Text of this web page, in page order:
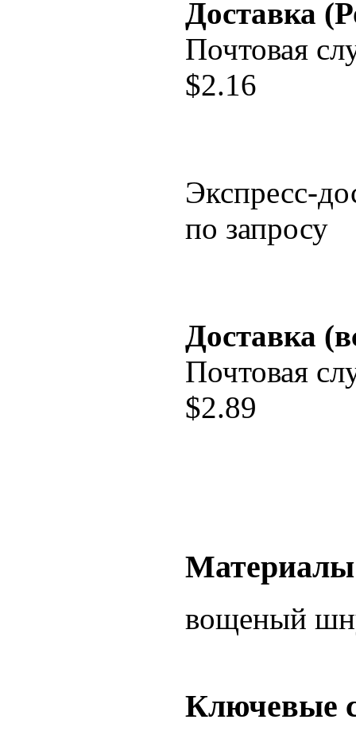
Доставка
Почтовая
$2.16
Экспресс-
по запросу
Доставка
Почтовая
$2.89
Материалы
вощеный
Ключевые